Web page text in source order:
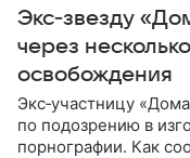
Экс‑звезду
через
освобождения
Экс‑участницу
по подозрению в
порнографии. Как